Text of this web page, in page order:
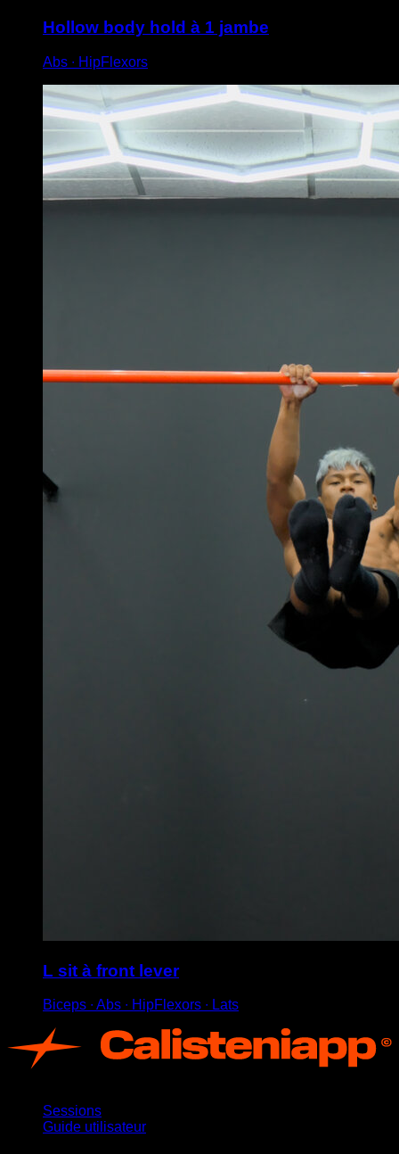
Hollow body hold à 1 jambe
Abs ∙ HipFlexors
L sit à front lever
Biceps ∙ Abs ∙ HipFlexors ∙ Lats
Sessions
Guide utilisateur